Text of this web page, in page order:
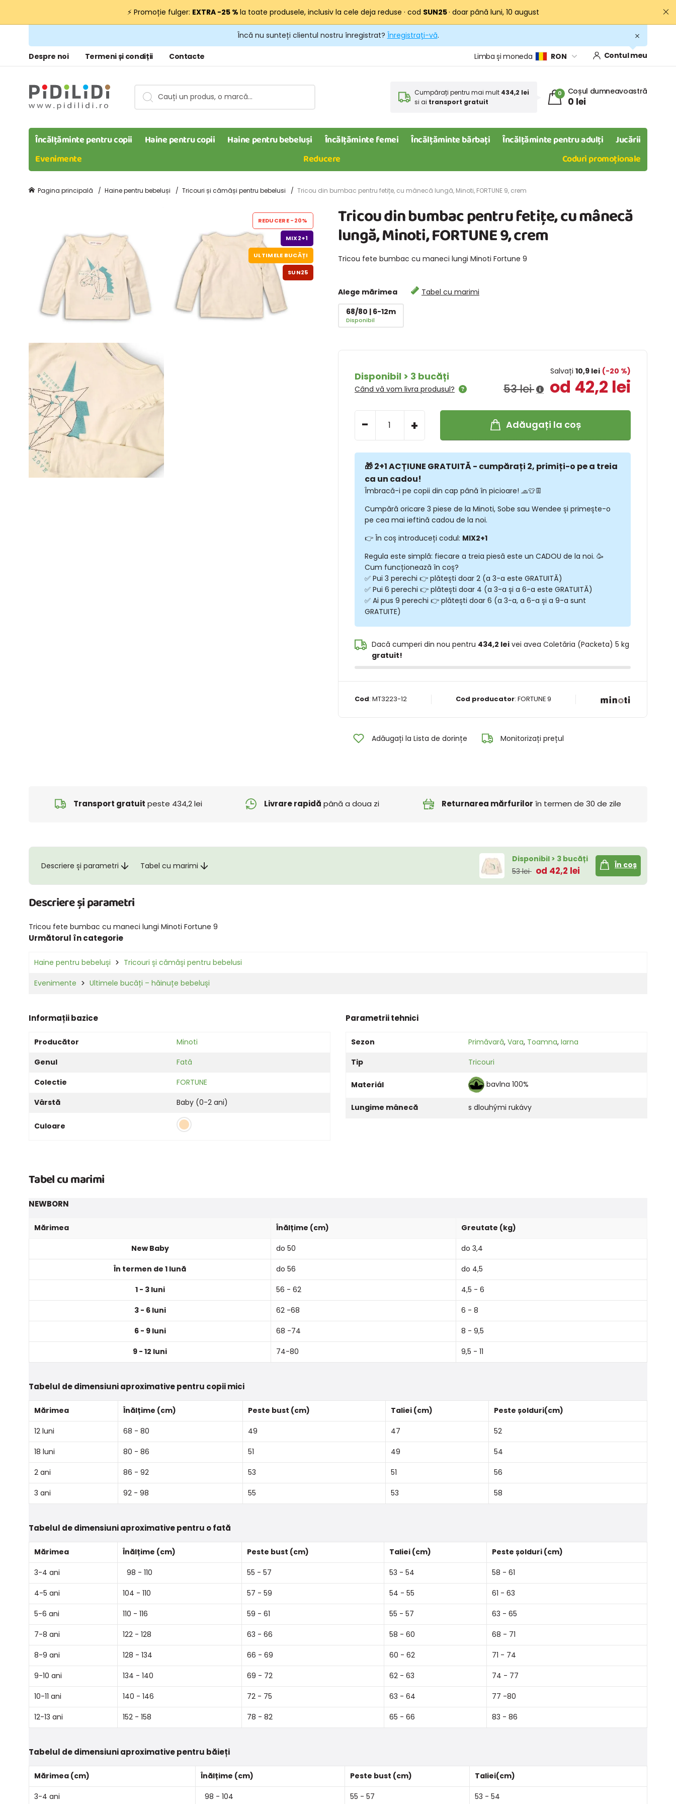
⚡ Promoție fulger: EXTRA −25 % la toate produsele, inclusiv la cele deja reduse · cod SUN25· doar până luni, 10 august
Încă nu sunteți clientul nostru înregistrat? Înregistrați-vă.
Despre noi Termeni și condiții Contacte Limba și moneda RON Contul meu
Cumpărați pentru mai mult 434,2 lei
si ai transport gratuit
0 Coșul dumneavoastră
0 lei
Încălțăminte pentru copii Haine pentru copii Haine pentru bebeluși Încălțăminte femei Încălțăminte bărbați Încălțăminte pentru adulți
Jucării
Evenimente
Reducere Coduri promoționale
Pagina principală Haine pentru bebeluși Tricouri și cămăși pentru bebelusi Tricou din bumbac pentru fetițe, cu mânecă lungă, Minoti, FORTUNE 9, crem
Tricou din bumbac pentru fetițe, cu mânecă
lungă, Minoti, FORTUNE 9, crem
Tricou fete bumbac cu maneci lungi Minoti Fortune 9
Alege mărimea
Tabel cu marimi
68/80 | 6-12m
Disponibil
Disponibil > 3 bucăți
Când vă vom livra produsul?
Salvați10,9 lei (-20 %)
53 lei od 42,2 lei
- + Adăugați la coș
🎁 2+1 ACȚIUNE GRATUITĂ - cumpărați 2, primiți-o pe a treia
ca un cadou!
Îmbracă-i pe copii din cap până în picioare! 🧢👕👖
Cumpără oricare 3 piese de la Minoti, Sobe sau Wendee și primește-o
pe cea mai ieftină cadou de la noi.
👉 În coș introduceți codul: MIX2+1
Regula este simplă: fiecare a treia piesă este un CADOU de la noi. 🥳
Cum funcționează în coș?
✅ Pui 3 perechi 👉 plătești doar 2 (a 3-a este GRATUITĂ)
✅ Pui 6 perechi 👉 plătești doar 4 (a 3-a și a 6-a este GRATUITĂ)
✅ Ai pus 9 perechi 👉 plătești doar 6 (a 3-a, a 6-a și a 9-a sunt
GRATUITE)
Dacă cumperi din nou pentru 434,2 leivei avea Coletăria (Packeta) 5 kg
gratuit!
Cod: MT3223-12 Cod producator: FORTUNE 9
Adăugați la Lista de dorințe Monitorizați prețul
REDUCERE-20%
MIX2+1
ULTIMELE BUCĂȚI
SUN25
Transport gratuit peste 434,2 lei Livrare rapidă până a doua zi Returnarea mărfurilor în termen de 30 de zile
Descriere și parametri Tabel cu marimi
Disponibil > 3 bucăți
53 lei od 42,2 lei
În coș
Descriere și parametri
Tricou fete bumbac cu maneci lungi Minoti Fortune 9
Următorul în categorie
Haine pentru bebeluși Tricouri și cămăși pentru bebelusi
Evenimente Ultimele bucăți – hăinuțe bebeluși
Informații bazice
Producător
Minoti
Genul
Fată
Colectie
FORTUNE
Vârstă
Baby (0-2 ani)
Culoare
Parametrii tehnici
Sezon Primăvară, Vara, Toamna, Iarna
Tip
Tricouri
Materiál bavlna 100%
Lungime mânecă s dlouhými rukávy
Tabel cu marimi
NEWBORN
Mărimea Înălțime (cm) Greutate (kg)
New Baby do 50 do 3,4
În termen de 1 lună do 56 do 4,5
1 - 3 luni 56 - 62 4,5 - 6
3 - 6 luni 62 -68 6 - 8
6 - 9 luni 68 -74 8 - 9,5
9 - 12 luni 74-80 9,5 - 11
Tabelul de dimensiuni aproximative pentru copii mici
Mărimea Înălțime (cm) Peste bust (cm) Taliei (cm) Peste șolduri(cm)
12 luni 68 - 80 49 47 52
18 luni 80 - 86 51 49 54
2 ani 86 - 92 53 51 56
3 ani 92 - 98 55 53 58
Tabelul de dimensiuni aproximative pentru o fată
Mărimea Înălțime (cm) Peste bust (cm) Taliei (cm) Peste șolduri (cm)
3-4 ani 98 - 110 55 - 57 53 - 54 58 - 61
4-5 ani 104 - 110 57 - 59 54 - 55 61 - 63
5-6 ani 110 - 116 59 - 61 55 - 57 63 - 65
7-8 ani 122 - 128 63 - 66 58 - 60 68 - 71
8-9 ani 128 - 134 66 - 69 60 - 62 71 - 74
9-10 ani 134 - 140 69 - 72 62 - 63 74 - 77
10-11 ani 140 - 146 72 - 75 63 - 64 77 -80
12-13 ani 152 - 158 78 - 82 65 - 66 83 - 86
Tabelul de dimensiuni aproximative pentru băieți
Mărimea (cm) Înălțime (cm) Peste bust (cm) Taliei(cm)
3-4 ani 98 - 104 55 - 57 53 - 54